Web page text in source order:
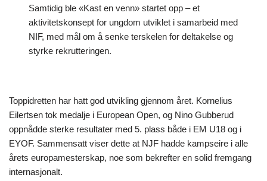
Samtidig ble «Kast en venn» startet opp – et
aktivitetskonsept for ungdom utviklet i samarbeid med
NIF, med mål om å senke terskelen for deltakelse og
styrke rekrutteringen.
Toppidretten har hatt god utvikling gjennom året. Kornelius
Eilertsen tok medalje i European Open, og Nino Gubberud
oppnådde sterke resultater med 5. plass både i EM U18 og i
EYOF. Sammensatt viser dette at NJF hadde kampseire i alle
årets europamesterskap, noe som bekrefter en solid fremgang
internasjonalt.